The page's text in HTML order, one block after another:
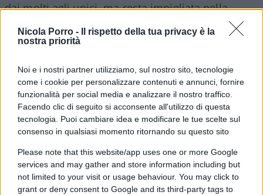
Nicola Porro -
Il rispetto della tua privacy è la
nostra priorità
Noi e i nostri partner utilizziamo, sul nostro sito, tecnologie
come i cookie per personalizzare contenuti e annunci, fornire
funzionalità per social media e analizzare il nostro traffico.
Facendo clic di seguito si acconsente all'utilizzo di questa
tecnologia. Puoi cambiare idea e modificare le tue scelte sul
consenso in qualsiasi momento ritornando su questo sito
Please note that this website/app uses one or more Google
services and may gather and store information including but
not limited to your visit or usage behaviour. You may click to
grant or deny consent to Google and its third-party tags to
dai molti agli unici, ma resta impigliata nella
medesima domanda: perché si comporta così?
Riprendere per le mani un bellissimo testo
persuadere se stessi, è ciò che a questo punto ci
serve per fare un passo avanti.
Se vogliamo andare avanti rispetto
all’intuizione austriaca dell’individualismo
metodologico. «Gli uomini hanno spesso delle
buone ragioni scrive Boudon per credere ad idee